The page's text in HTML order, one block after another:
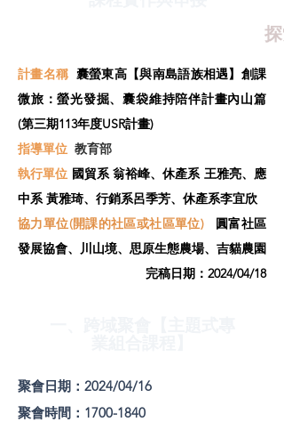
計畫名稱 囊螢東高【與南島語族相遇】創課
微旅：螢光發掘、囊袋維持陪伴計畫內山篇
(第三期113年度USR計畫)
指導單位 教育部
​執行單位 國貿系 翁裕峰、休產系 王雅亮、應
中系 黃雅琦、行銷系呂季芳、休產系李宜欣
協力單位(開課的社區或社區單位) 圓富社區
發展協會、川山境、思原生態農場、吉貓農園
​完稿日期：2024/04/18
聚會日期：2024/04/16
聚會時間：1700-1840